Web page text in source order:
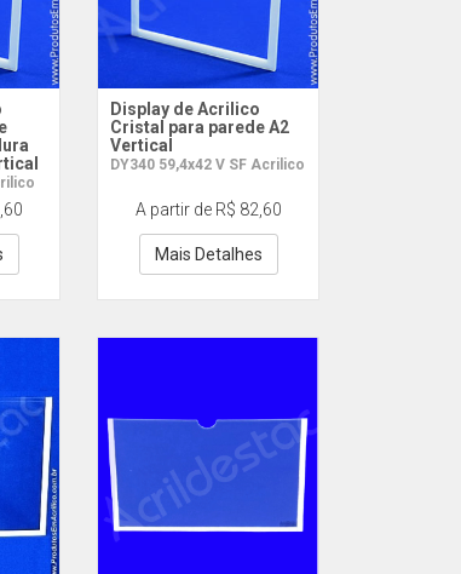
Display de Acrilico
Cristal para parede A2
Vertical
DY340 59,4x42 V SF Acrilico
A partir de R$ 82,60
Mais Detalhes